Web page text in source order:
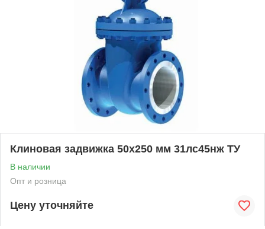
Клиновая задвижка 50x250 мм 31лс45нж ТУ
В наличии
Опт и розница
Цену уточняйте